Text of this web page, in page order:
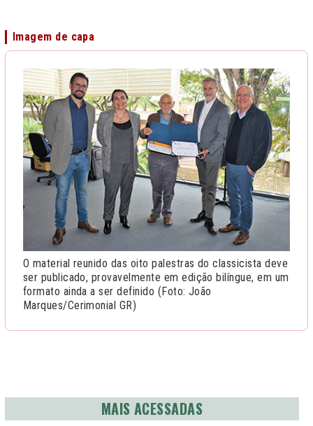
Imagem de capa
O material reunido das oito palestras do classicista deve
ser publicado, provavelmente em edição bilíngue, em um
formato ainda a ser definido (Foto: João
Marques/Cerimonial GR)
MAIS ACESSADAS